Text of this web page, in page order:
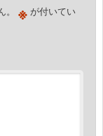
※が付いてい